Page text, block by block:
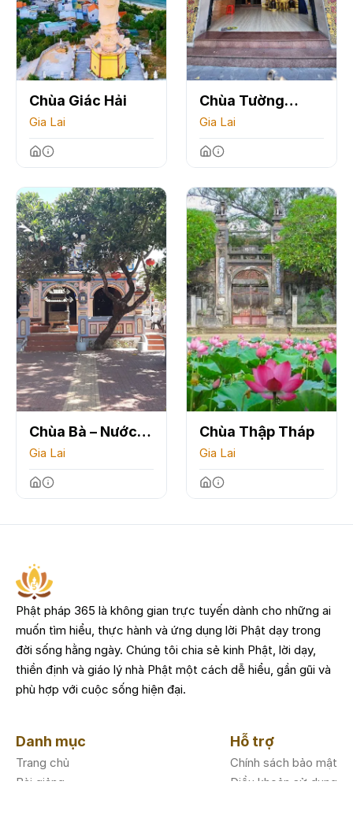
Chùa Giác Hải
Gia Lai
Chùa Tường
Quang
Gia Lai
Chùa Bà – Nước
Mặn
Gia Lai
Chùa Thập Tháp
Gia Lai
Phật pháp 365 là không gian trực tuyến dành cho những ai
muốn tìm hiểu, thực hành và ứng dụng lời Phật dạy trong
đời sống hằng ngày. Chúng tôi chia sẻ kinh Phật, lời dạy,
thiền định và giáo lý nhà Phật một cách dễ hiểu, gần gũi và
phù hợp với cuộc sống hiện đại.
Danh mục
Trang chủ
Bài giảng
Hỗ trợ
Chính sách bảo mật
Điều khoản sử dụng